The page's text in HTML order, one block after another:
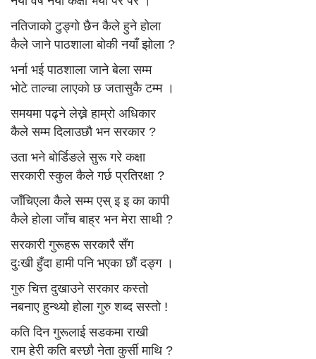
नतिजाको टुङ्गो छैन कैले हुने हाेला
कैले जाने पाठशाला बाेकी नयाँ झाेला ?
भर्ना भई पाठशाला जाने बेला सम्म
भाेटे ताल्चा लाएको छ जतासुकै टम्म ।
समयमा पढ्ने लेख्ने हाम्राे अधिकार
कैले सम्म दिलाउछाै भन सरकार ?
उता भने बाेर्डिङले सुरू गरे कक्षा
सरकारी स्कुल कैले गर्छ प्रतिरक्षा ?
जाँचिएला कैले सम्म एस् इ इ का कापी
कैले हाेला जाँच बाह्र भन मेरा साथी ?
सरकारी गुरूहरू सरकारै सँग
दुःखी हुँदा हामी पनि भएका छाैं दङ्ग ।
गुरु चित्त दुखाउने सरकार कस्तो
नबनाए हुन्थ्यो हाेला गुरु शब्द सस्तो !
कति दिन गुरूलाई सडकमा राखी
राम हेरी कति बस्छाै नेता कुर्सी माथि ?